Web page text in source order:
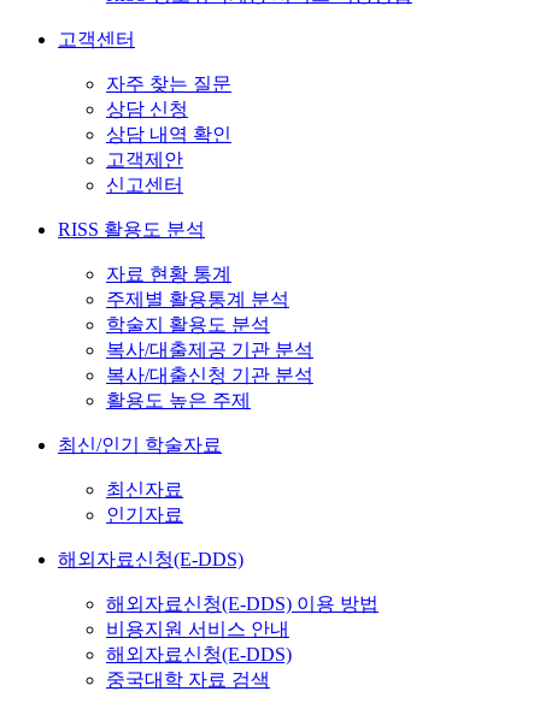
고객센터
자주 찾는 질문
상담 신청
상담 내역 확인
고객제안
신고센터
RISS 활용도 분석
자료 현황 통계
주제별 활용통계 분석
학술지 활용도 분석
복사/대출제공 기관 분석
복사/대출신청 기관 분석
활용도 높은 주제
최신/인기 학술자료
최신자료
인기자료
해외자료신청(E-DDS)
해외자료신청(E-DDS) 이용 방법
비용지원 서비스 안내
해외자료신청(E-DDS)
중국대학 자료 검색